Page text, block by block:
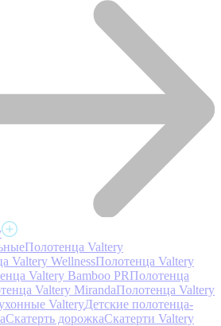
Полотенца Valtery
Valtery WellnessПолотенца Valtery
Valtery Bamboo PRПолотенца
Valtery MirandaПолотенца Valtery
ValteryДетские полотенца-
Скатерть дорожкаСкатерти Valtery